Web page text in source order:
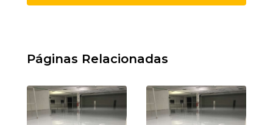
Páginas Relacionadas